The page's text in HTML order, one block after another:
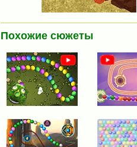
Похожие сюжеты